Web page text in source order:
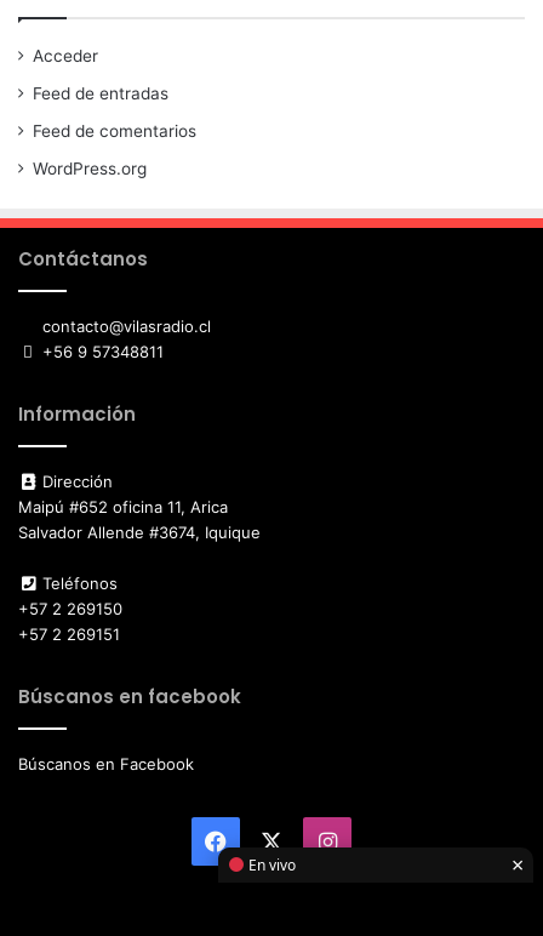
Acceder
Feed de entradas
Feed de comentarios
WordPress.org
Contáctanos
contacto@vilasradio.cl
+56 9 57348811
Información
Dirección
Maipú #652 oficina 11, Arica
Salvador Allende #3674, Iquique
Teléfonos
+57 2 269150
+57 2 269151
Búscanos en facebook
Búscanos en Facebook
Facebook Instagram
En vivo ×